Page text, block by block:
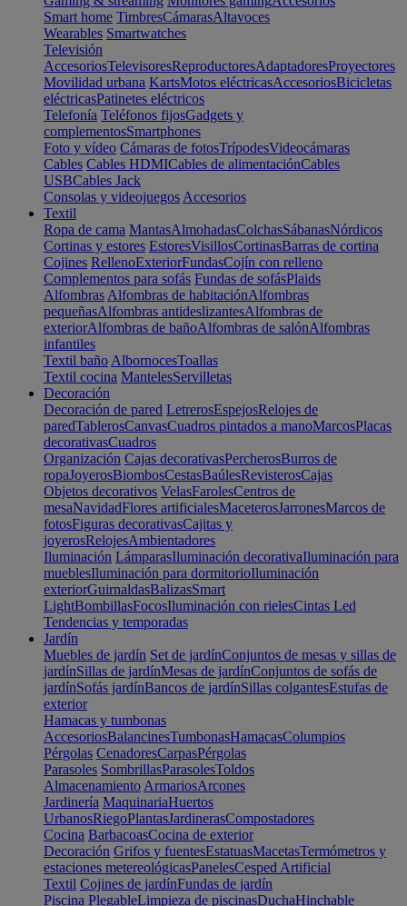
Smart home TimbresCámarasAltavoces
Wearables Smartwatches
Televisión
AccesoriosTelevisoresReproductoresAdaptadoresProyectores
Movilidad urbana KartsMotos eléctricasAccesoriosBicicletas
eléctricasPatinetes eléctricos
Telefonía Teléfonos fijosGadgets y
complementosSmartphones
Foto y vídeo Cámaras de fotosTrípodesVideocámaras
Cables Cables HDMICables de alimentaciónCables
USBCables Jack
Consolas y videojuegos Accesorios
Textil
Ropa de cama MantasAlmohadasColchasSábanasNórdicos
Cortinas y estores EstoresVisillosCortinasBarras de cortina
Cojines RellenoExteriorFundasCojín con relleno
Complementos para sofás Fundas de sofásPlaids
Alfombras Alfombras de habitaciónAlfombras
pequeñasAlfombras antideslizantesAlfombras de
exteriorAlfombras de bañoAlfombras de salónAlfombras
infantiles
Textil baño AlbornocesToallas
Textil cocina MantelesServilletas
Decoración
Decoración de pared LetrerosEspejosRelojes de
paredTablerosCanvasCuadros pintados a manoMarcosPlacas
decorativasCuadros
Organización Cajas decorativasPercherosBurros de
ropaJoyerosBiombosCestasBaúlesRevisterosCajas
Objetos decorativos VelasFarolesCentros de
mesaNavidadFlores artificialesMaceterosJarronesMarcos de
fotosFiguras decorativasCajitas y
joyerosRelojesAmbientadores
Iluminación LámparasIluminación decorativaIluminación para
mueblesIluminación para dormitorioIluminación
exteriorGuirnaldasBalizasSmart
LightBombillasFocosIluminación con rielesCintas Led
Tendencias y temporadas
Jardín
Muebles de jardín Set de jardínConjuntos de mesas y sillas de
jardínSillas de jardínMesas de jardínConjuntos de sofás de
jardínSofás jardínBancos de jardínSillas colgantesEstufas de
exterior
Hamacas y tumbonas
AccesoriosBalancinesTumbonasHamacasColumpios
Pérgolas CenadoresCarpasPérgolas
Parasoles SombrillasParasolesToldos
Almacenamiento ArmariosArcones
Jardinería MaquinariaHuertos
UrbanosRiegoPlantasJardinerasCompostadores
Cocina BarbacoasCocina de exterior
Decoración Grifos y fuentesEstatuasMacetasTermómetros y
estaciones metereológicasPanelesCesped Artificial
Textil Cojines de jardínFundas de jardín
Piscina PlegableLimpieza de piscinasDuchaHinchable